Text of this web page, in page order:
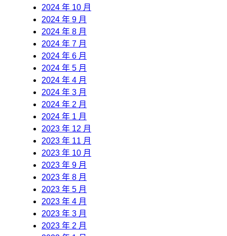
2024 年 10 月
2024 年 9 月
2024 年 8 月
2024 年 7 月
2024 年 6 月
2024 年 5 月
2024 年 4 月
2024 年 3 月
2024 年 2 月
2024 年 1 月
2023 年 12 月
2023 年 11 月
2023 年 10 月
2023 年 9 月
2023 年 8 月
2023 年 5 月
2023 年 4 月
2023 年 3 月
2023 年 2 月